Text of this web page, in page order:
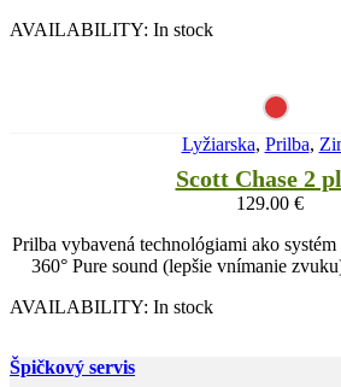
AVAILABILITY: In stock
Lyžiarska, Prilba,
Scott Chase 2
129.00 €
Prilba vybavená technológiami ako
360° Pure sound (lepšie vnímanie
AVAILABILITY: In stock
Špičkový servis